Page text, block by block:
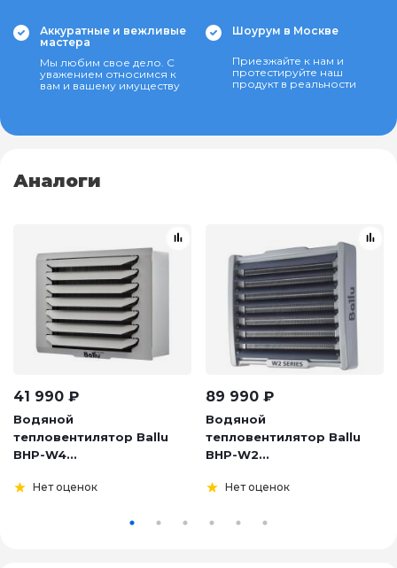
Аккуратные и вежливые
мастера
Мы любим свое дело. С
уважением относимся к
вам и вашему имуществу
Шоурум в Москве
Приезжайте к нам и
протестируйте наш
продукт в реальности
Аналоги
41 990 ₽
Водяной
тепловентилятор Ballu
BHP-W4...
Нет оценок
89 990 ₽
Водяной
тепловентилятор Ballu
BHP-W2...
Нет оценок